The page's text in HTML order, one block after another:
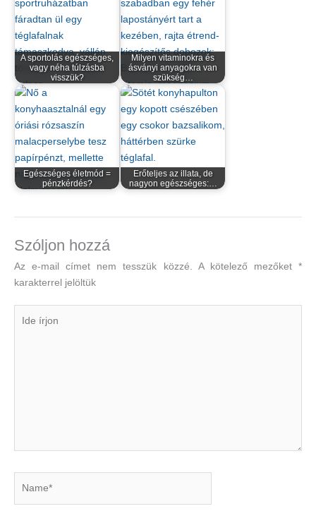
A sportolás egészséges,
vagy néha túlzásba
visszük?
Milyen vitaminokra és
ásványi anyagokra van
szükség…
Egészséges életmód =
pénzkérdés?
Erőteljes az illata, de
nagyon egészséges:…
Szóljon hozzá
Az e-mail címet nem tesszük közzé. A kötelező mezőket*
karakterrel jelöltük